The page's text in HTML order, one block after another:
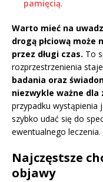
pamięcią.
Warto mieć na
drogą płciową może
przez długi czas. To
rozprzestrzenienia
badania oraz
niezwykle ważne
przypadku
szybko udać się do
ewentualnego leczenia.
Najczęstsze
objawy